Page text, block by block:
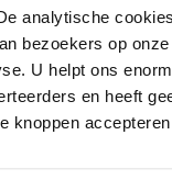
analytische
bezoekers op
U helpt ons
en heeft
knoppen